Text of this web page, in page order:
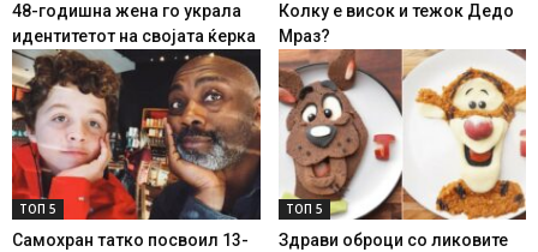
48-годишна жена го украла
идентитетот на својата ќерка
Колку е висок и тежок Дедо
Мраз?
ТОП 5
Самохран татко посвоил 13-
ТОП 5
Здрави оброци со ликовите